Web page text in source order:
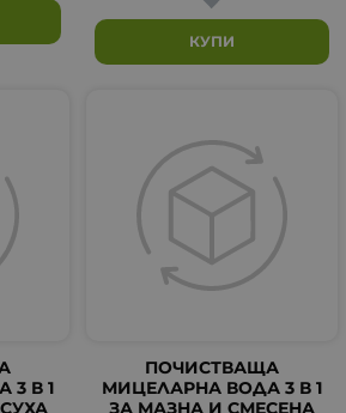
КУПИ
3 В 1
ПОЧИСТВАЩА
МИЦЕЛАРНА ВОДА 3 В 1
ЗА МАЗНА И СМЕСЕНА